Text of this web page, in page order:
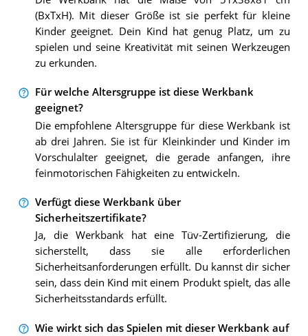
(BxTxH). Mit dieser Größe ist sie perfekt für kleine
Kinder geeignet. Dein Kind hat genug Platz, um zu
spielen und seine Kreativität mit seinen Werkzeugen
zu erkunden.
Für welche Altersgruppe ist diese Werkbank
geeignet?
Die empfohlene Altersgruppe für diese Werkbank ist
ab drei Jahren. Sie ist für Kleinkinder und Kinder im
Vorschulalter geeignet, die gerade anfangen, ihre
feinmotorischen Fähigkeiten zu entwickeln.
Verfügt diese Werkbank über
Sicherheitszertifikate?
Ja, die Werkbank hat eine Tüv-Zertifizierung, die
sicherstellt, dass sie alle erforderlichen
Sicherheitsanforderungen erfüllt. Du kannst dir sicher
sein, dass dein Kind mit einem Produkt spielt, das alle
Sicherheitsstandards erfüllt.
Wie wirkt sich das Spielen mit dieser Werkbank auf